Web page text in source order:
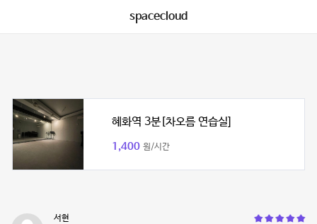
spacecloud
혜화역 3분[차오름 연습실]
1,400 원/시간
서현